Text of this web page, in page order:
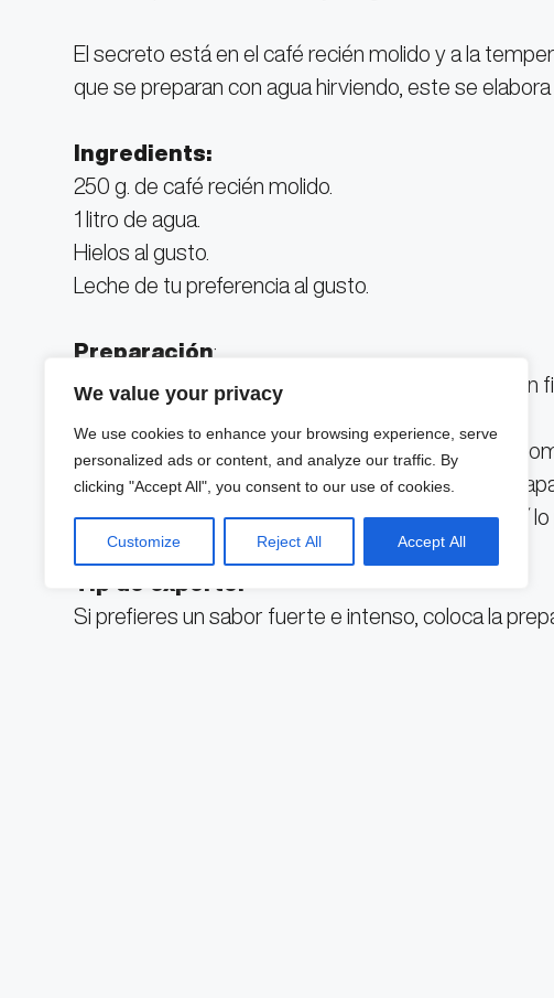
We value your privacy
We use cookies to enhance your browsing experience, serve
personalized ads or content, and analyze our traffic. By
clicking "Accept All", you consent to our use of cookies.
Customize Reject All Accept All
El secreto está en el café recién molido y a la
que se preparan con agua hirviendo, este se
Ingredients:
250 g. de café recién molido.
1 litro de agua.
Hielos al gusto.
Leche de tu preferencia al gusto.
Preparación: ​
En un envase de cristal, coloca el café molido en un
Agita el agua y el café hasta obtener una mezcla
Cubre el envase, ya sea con un paño o su propia
Después del reposo, sírvelo con hielo y leche si así
Si prefieres un sabor fuerte e intenso, coloca la